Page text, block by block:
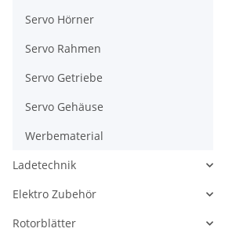
Servo Hörner
Servo Rahmen
Servo Getriebe
Servo Gehäuse
Werbematerial
Ladetechnik
Elektro Zubehör
Rotorblätter